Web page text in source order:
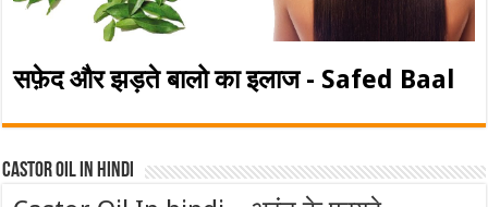
सफ़ेद और झड़ते बालो का इलाज - Safed Baal
Castor Oil In Hindi